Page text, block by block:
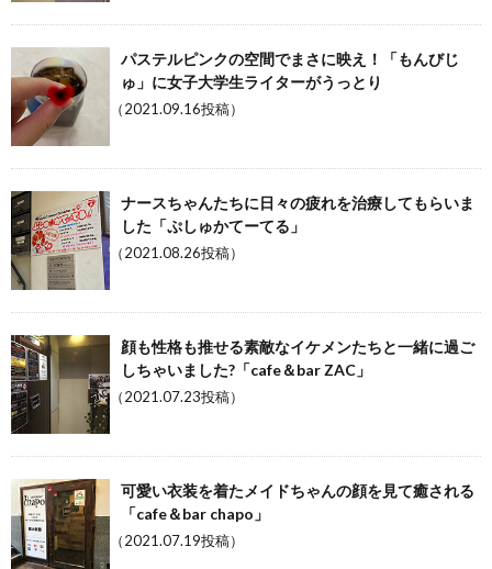
パステルピンクの空間でまさに映え！「もんびじ
ゅ」に女子大学生ライターがうっとり
（2021.09.16投稿）
ナースちゃんたちに日々の疲れを治療してもらいま
した「ぷしゅかてーてる」
（2021.08.26投稿）
顔も性格も推せる素敵なイケメンたちと一緒に過ご
しちゃいました?「cafe＆bar ZAC」
（2021.07.23投稿）
可愛い衣装を着たメイドちゃんの顔を見て癒される
「cafe＆bar chapo」
（2021.07.19投稿）